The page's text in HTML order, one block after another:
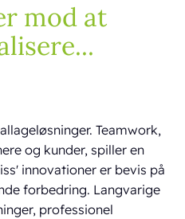
mod at
Teamwork,
og kunder, spiller en
innovationer er bevis på
forbedring. Langvarige
professionel